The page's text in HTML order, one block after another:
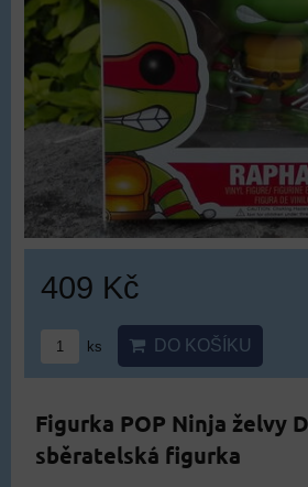
409 Kč
ks DO KOŠÍKU
Figurka POP Ninja želvy
sběratelská figurka